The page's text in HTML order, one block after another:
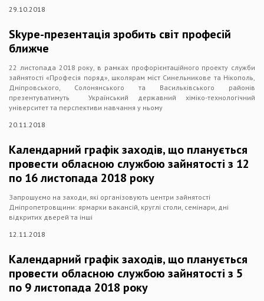
29.10.2018
Skype-презентація зробить світ професій
ближче
22 листопада 2018 року, в рамках профорієнтаційного проекту служби
зайнятості «Професія поряд», школярам міст Синельникове та Нікополь,
Дніпровського, Солонянського та Васильківського районів
презентуватимуть Український державний хіміко-технологічний
університет та перспективи навчання у ньому
20.11.2018
Календарний графік заходів, що планується
провести обласною службою зайнятості з 12
по 16 листопада 2018 року
Запрошуємо на заходи, які організовують центри зайнятості
Дніпропетровщини: ярмарки вакансій, круглі столи, семінари, дні
відкритих дверей та інші
12.11.2018
Календарний графік заходів, що планується
провести обласною службою зайнятості з 5
по 9 листопада 2018 року